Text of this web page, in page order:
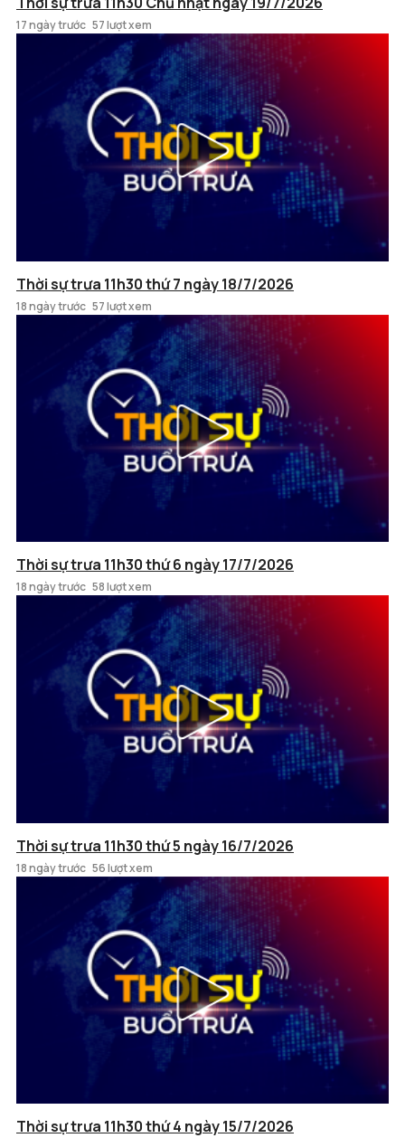
17 ngày trước 57 lượt xem
Thời sự trưa 11h30 thứ 7 ngày 18/7/2026
18 ngày trước 57 lượt xem
Thời sự trưa 11h30 thứ 6 ngày 17/7/2026
18 ngày trước 58 lượt xem
Thời sự trưa 11h30 thứ 5 ngày 16/7/2026
18 ngày trước 56 lượt xem
Thời sự trưa 11h30 thứ 4 ngày 15/7/2026